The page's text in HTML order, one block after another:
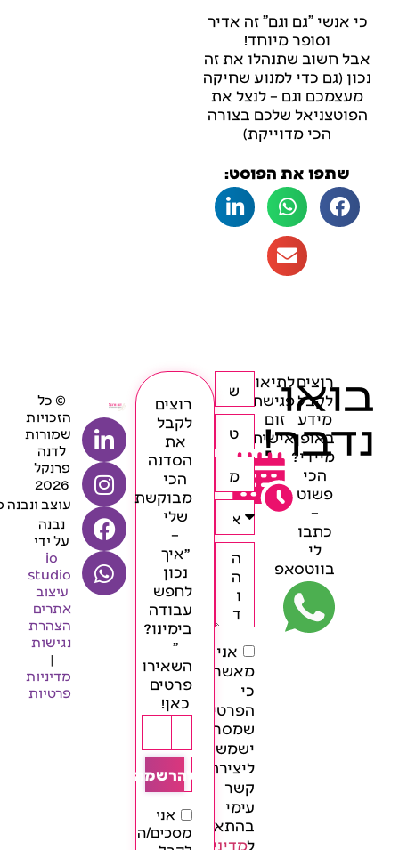
כי אנשי "גם וגם" זה אדיר
וסופר מיוחד!
אבל חשוב שתנהלו את זה
נכון (גם כדי למנוע שחיקה
מעצמכם וגם – לנצל את
הפוטצניאל שלכם בצורה
הכי מדוייקת)
שתפו את הפוסט:
בואו
נדבר!
רוצים
לקבל
מידע
באופן
מיידי?
הכי
פשוט
–
כתבו
לי
בווטסאפ
לתיאום
פגישת
זום
אישית
אני
מאשר/ת
כי
הפרטים
שמסרתי
ישמשו
ליצירת
קשר
עימי
בהתאם
למדיניות
רוצים
לקבל
את
הסדנה
הכי
מבוקשת
שלי
–
״איך
נכון
לחפש
עבודה
בימינו?
״
השאירו
פרטים
כאן!
אני
מסכים/ה
להרשמה
© כל
הזכויות
שמורות
לדנה
פרנקל
2026
עוצב
נבנה
על ידי
io
studio
עיצוב
אתרים
הצהרת
נגישות
|
מדיניות
פרטיות